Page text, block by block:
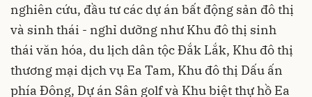
nghiên cứu, đầu tư các dự án bất động sản đô thị
và sinh thái - nghỉ dưỡng như Khu đô thị sinh
thái văn hóa, du lịch dân tộc Đắk Lắk, Khu đô thị
thương mại dịch vụ Ea Tam, Khu đô thị Dấu ấn
phía Đông, Dự án Sân golf và Khu biệt thự hồ Ea